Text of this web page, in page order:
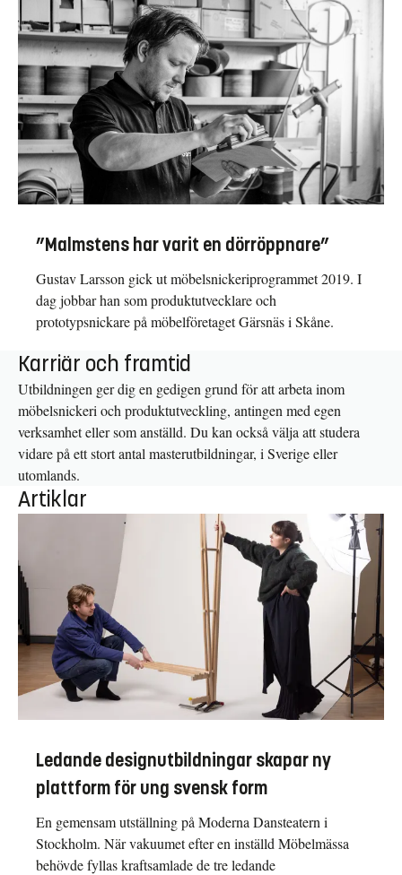
”Malmstens har varit en dörröppnare”
Gustav Larsson gick ut möbelsnickeriprogrammet 2019. I
dag jobbar han som produktutvecklare och
prototypsnickare på möbelföretaget Gärsnäs i Skåne.
Karriär och framtid
Utbildningen ger dig en gedigen grund för att arbeta inom
möbelsnickeri och produktutveckling, antingen med egen
verksamhet eller som anställd. Du kan också välja att studera
vidare på ett stort antal masterutbildningar, i Sverige eller
utomlands.
Artiklar
Ledande designutbildningar skapar ny
plattform för ung svensk form
En gemensam utställning på Moderna Dansteatern i
Stockholm. När vakuumet efter en inställd Möbelmässa
behövde fyllas kraftsamlade de tre ledande